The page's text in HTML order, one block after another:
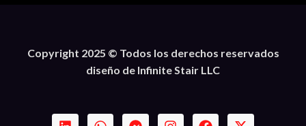
Copyright 2025 © Todos los derechos reservados
diseño de Infinite Stair LLC